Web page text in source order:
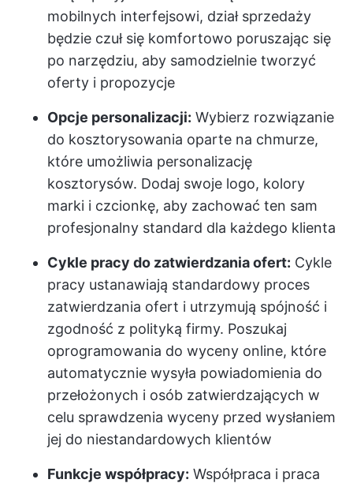
mobilnych interfejsowi, dział sprzedaży
będzie czuł się komfortowo poruszając się
po narzędziu, aby samodzielnie tworzyć
oferty i propozycje
Opcje personalizacji: Wybierz rozwiązanie
do kosztorysowania oparte na chmurze,
które umożliwia personalizację
kosztorysów. Dodaj swoje logo, kolory
marki i czcionkę, aby zachować ten sam
profesjonalny standard dla każdego klienta
Cykle pracy do zatwierdzania ofert: Cykle
pracy ustanawiają standardowy proces
zatwierdzania ofert i utrzymują spójność i
zgodność z polityką firmy. Poszukaj
oprogramowania do wyceny online, które
automatycznie wysyła powiadomienia do
przełożonych i osób zatwierdzających w
celu sprawdzenia wyceny przed wysłaniem
jej do niestandardowych klientów
Funkcje współpracy: Współpraca i praca